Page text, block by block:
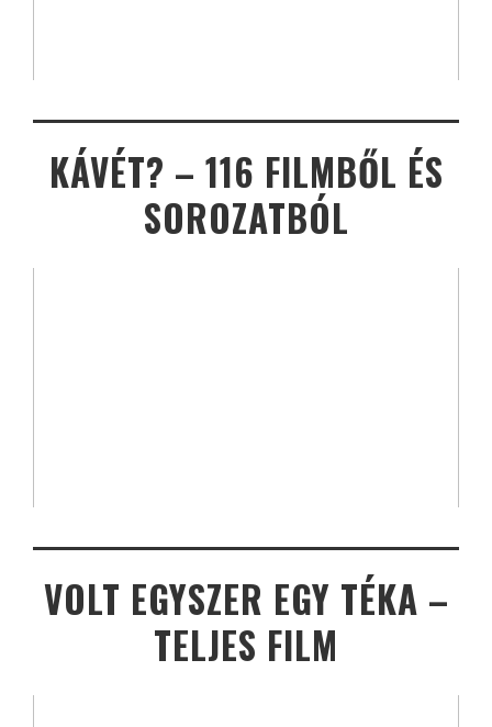
KÁVÉT? – 116 FILMBŐL ÉS
SOROZATBÓL
VOLT EGYSZER EGY TÉKA –
TELJES FILM